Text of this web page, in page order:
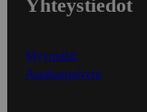
Yhteystiedot
Myymälät
Asiakaspalvelu